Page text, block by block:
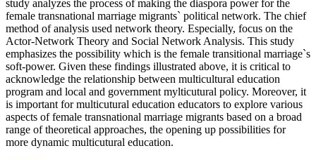
study analyzes the process of making the diaspora power for the
female transnational marriage migrants` political network. The chief
method of analysis used network theory. Especially, focus on the
Actor-Network Theory and Social Network Analysis. This study
emphasizes the possibility which is the female transitional marriage`s
soft-power. Given these findings illustrated above, it is critical to
acknowledge the relationship between multicultural education
program and local and government mylticutural policy. Moreover, it
is important for multicutural education educators to explore various
aspects of female transnational marriage migrants based on a broad
range of theoretical approaches, the opening up possibilities for
more dynamic multicutural education.